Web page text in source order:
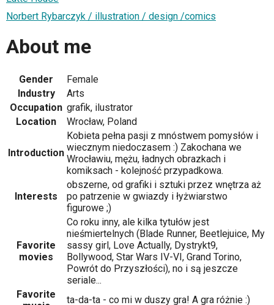
Norbert Rybarczyk / illustration / design /comics
About me
Gender
Female
Industry
Arts
Occupation grafik, ilustrator
Location
Wrocław, Poland
Introduction
Kobieta pełna pasji z mnóstwem pomysłów i
wiecznym niedoczasem :) Zakochana we
Wrocławiu, mężu, ładnych obrazkach i
komiksach - kolejność przypadkowa.
Interests
obszerne, od grafiki i sztuki przez wnętrza aż
po patrzenie w gwiazdy i łyżwiarstwo
figurowe ;)
Favorite
movies
Co roku inny, ale kilka tytułów jest
nieśmiertelnych (Blade Runner, Beetlejuice, My
sassy girl, Love Actually, Dystrykt9,
Bollywood, Star Wars IV-VI, Grand Torino,
Powrót do Przyszłości), no i są jeszcze
seriale...
Favorite
ta-da-ta - co mi w duszy gra! A gra różnie :)